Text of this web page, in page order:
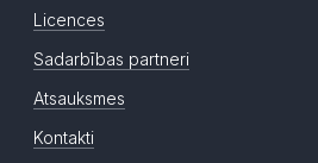
Licences
Sadarbības partneri
Atsauksmes
Kontakti